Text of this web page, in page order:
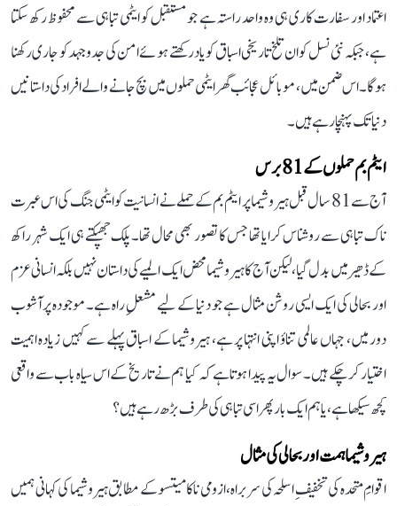
اعتماد اور سفارت کاری ہی وہ واحد راستہ ہے جو مستقبل کو ایٹمی تباہی سے محفوظ رکھ سکتا
ہے، جبکہ نئی نسل کو ان تلخ تاریخی اسباق کو یاد رکھتے ہوئے امن کی جدوجہد کو جاری رکھنا
ہوگا۔ اس ضمن میں، موبائل عجائب گھر ایٹمی حملوں میں بچ جانے والے افراد کی داستانیں
دنیا تک پہنچا رہے ہیں۔
ایٹم بم حملوں کے 81 برس
آج سے 81 سال قبل ہیروشیما پر ایٹم بم کے حملے نے انسانیت کو ایٹمی جنگ کی اس عبرت
ناک تباہی سے روشناس کرایا تھا جس کا تصور بھی محال تھا۔ پلک جھپکتے ہی ایک شہر راکھ
کے ڈھیر میں بدل گیا، لیکن آج کا ہیروشیما محض ایک المیے کی داستان نہیں بلکہ انسانی عزم
اور بحالی کی ایک ایسی روشن مثال ہے جو دنیا کے لیے مشعلِ راہ ہے۔ موجودہ پرآشوب
دور میں، جہاں عالمی تناؤ اپنی انتہا پر ہے، ہیروشیما کے اسباق پہلے سے کہیں زیادہ اہمیت
اختیار کر چکے ہیں۔ سوال یہ پیدا ہوتا ہے کہ کیا ہم نے تاریخ کے اس سیاہ باب سے واقعی
کچھ سیکھا ہے، یا ہم ایک بار پھر اسی تباہی کی طرف بڑھ رہے ہیں؟
ہیروشیما ہمت اور بحالی کی مثال
اقوامِ متحدہ کی تخفیفِ اسلحہ کی سربراہ، ازومی ناکامیتسو کے مطابق ہیروشیما کی کہانی ہمیں